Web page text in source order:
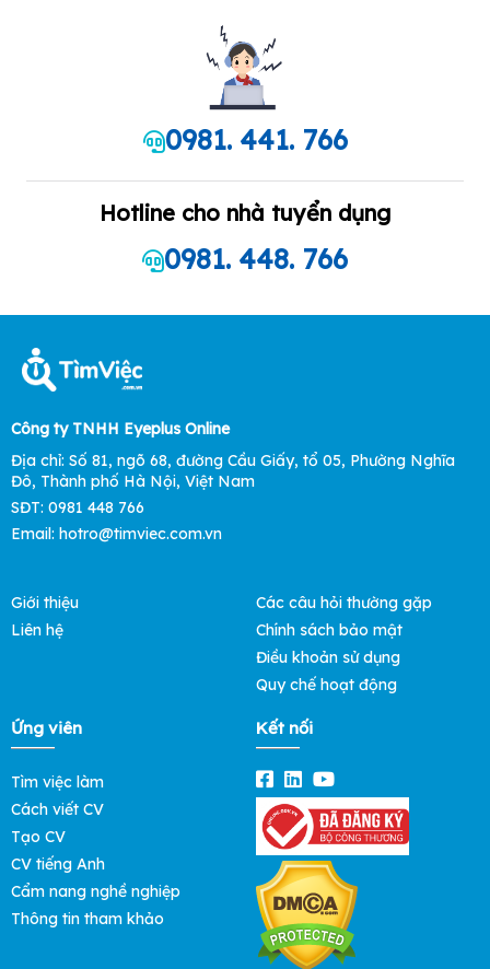
0981. 441. 766
Hotline cho nhà tuyển dụng
0981. 448. 766
Công ty TNHH Eyeplus Online
Địa chỉ: Số 81, ngõ 68, đường Cầu Giấy, tổ 05, Phường Nghĩa
Đô, Thành phố Hà Nội, Việt Nam
SĐT: 0981 448 766
Email: hotro@timviec.com.vn
Giới thiệu
Liên hệ
Các câu hỏi thường gặp
Chính sách bảo mật
Điều khoản sử dụng
Quy chế hoạt động
Ứng viên
Tìm việc làm
Cách viết CV
Tạo CV
CV tiếng Anh
Cẩm nang nghề nghiệp
Thông tin tham khảo
Kết nối